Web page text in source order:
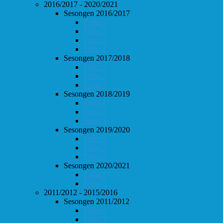
2016/2017 - 2020/2021
Sesongen 2016/2017
Follo 1
Follo 2
Follo 3
Follo 4
Sesongen 2017/2018
Follo 1
Follo 2
Follo 3
Sesongen 2018/2019
Follo 1
Follo 2
Follo 3
Sesongen 2019/2020
Follo 1
Follo 2
Follo 3
Sesongen 2020/2021
Follo 1
Follo 2
2011/2012 - 2015/2016
Sesongen 2011/2012
Follo 1
Follo 2